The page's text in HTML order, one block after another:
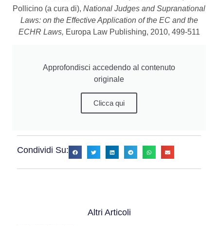
Pollicino (a cura di), National Judges and Supranational
Laws: on the Effective Application of the EC and the
ECHR Laws, Europa Law Publishing, 2010, 499-511
Approfondisci accedendo al contenuto
originale
Clicca qui
Condividi Su:
Altri Articoli